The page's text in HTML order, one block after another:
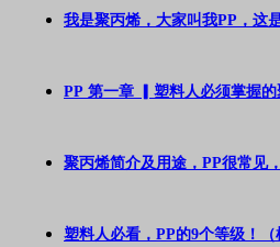
我是聚丙烯，大家叫我PP，这
PP 第一章 ▎塑料人必须掌握的
聚丙烯简介及用途，PP很常见
塑料人必看，PP的9个等级！（